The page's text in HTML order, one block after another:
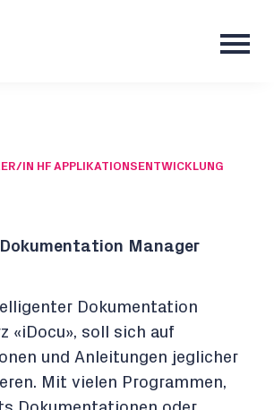
IN HF APPLIKATIONSENTWICKLUNG
Manager
Dokumentation
«iDocu», soll sich auf
und Anleitungen jeglicher
Mit vielen Programmen,